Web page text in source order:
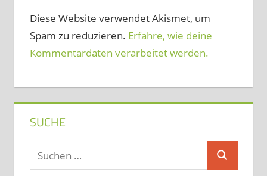
Diese Website verwendet Akismet, um
Spam zu reduzieren. Erfahre, wie deine
Kommentardaten verarbeitet werden.
SUCHE
Suchen
nach:
Suchen